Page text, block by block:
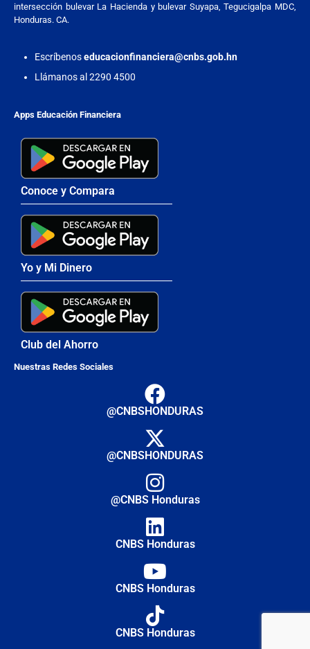
intersección bulevar La Hacienda y bulevar Suyapa, Tegucigalpa MDC,
Honduras. CA.
Escríbenoseducacionfinanciera@cnbs.gob.hn
Llámanos al 2290 4500
Apps Educación Financiera
Conoce y Compara
Yo y Mi Dinero
Club del Ahorro
Nuestras Redes Sociales
@CNBSHONDURAS
@CNBSHONDURAS
@CNBS Honduras
CNBS Honduras
CNBS Honduras
CNBS Honduras